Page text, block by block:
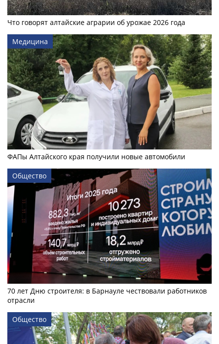
Что говорят алтайские аграрии об урожае 2026 года
Медицина
ФАПы Алтайского края получили новые автомобили
Общество
70 лет Дню строителя: в Барнауле чествовали работников
отрасли
Общество